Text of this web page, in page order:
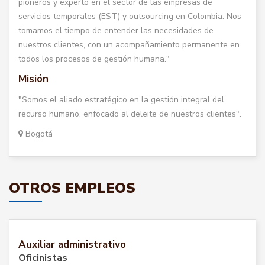
servicios temporales (EST) y outsourcing en Colombia. Nos
tomamos el tiempo de entender las necesidades de
nuestros clientes, con un acompañamiento permanente en
todos los procesos de gestión humana."
Misión
"Somos el aliado estratégico en la gestión integral del
recurso humano, enfocado al deleite de nuestros clientes".
Bogotá
OTROS EMPLEOS
Auxiliar administrativo
Oficinistas